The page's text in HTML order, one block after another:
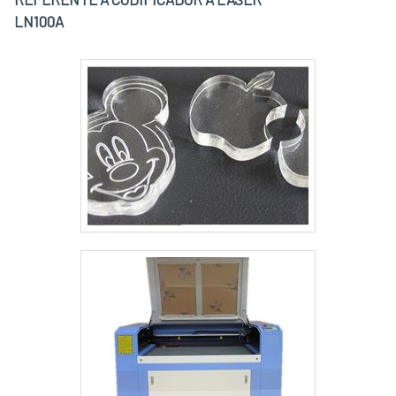
de todos.A SN indústria Metalúrgica Eireli é
segmento pela idoneidade em tudo que faz, o
que garante o sucesso aos parceiros de ponta
a ponta.
LN100A